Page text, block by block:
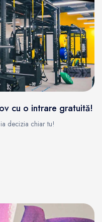
cu o intrare gratuită!
decizia chiar tu!